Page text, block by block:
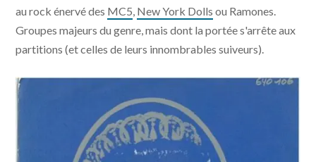
au rock énervé des MC5, New York Dolls ou Ramones.
Groupes majeurs du genre, mais dont la portée s'arrête aux
partitions (et celles de leurs innombrables suiveurs).